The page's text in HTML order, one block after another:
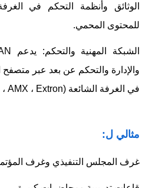
للمحتوى المحمي.
والإدارة والتحكم عن بعد عبر متصفح
في الغرفة الشائعة (Crestron ، AMX ، Extron).
مثالي ل:
غرف المجلس التنفيذي وغرف